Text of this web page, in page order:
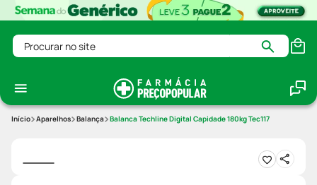
Procurar no site
Aparelhos Balança Balanca Techline Digital Capidade 180kg Tec117